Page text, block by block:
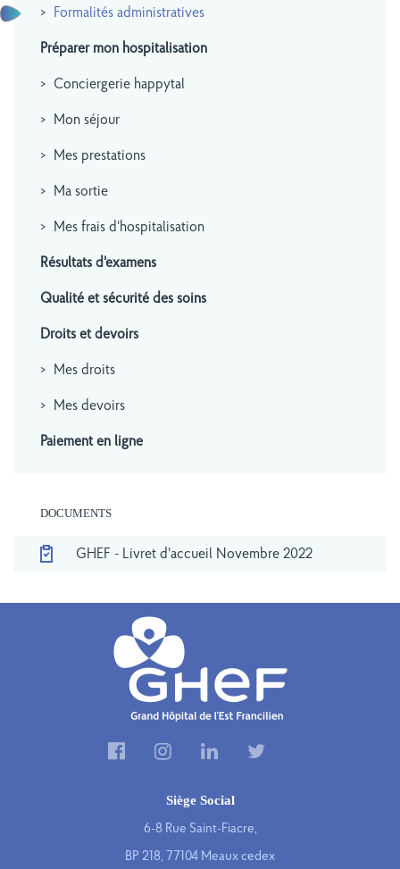
Formalités administratives
Préparer mon hospitalisation
Conciergerie happytal
Mon séjour
Mes prestations
Ma sortie
Mes frais d'hospitalisation
Résultats d'examens
Qualité et sécurité des soins
Droits et devoirs
Mes droits
Mes devoirs
Paiement en ligne
DOCUMENTS
GHEF - Livret d'accueil Novembre 2022
Siège Social
6-8 Rue Saint-Fiacre,
BP 218, 77104 Meaux cedex